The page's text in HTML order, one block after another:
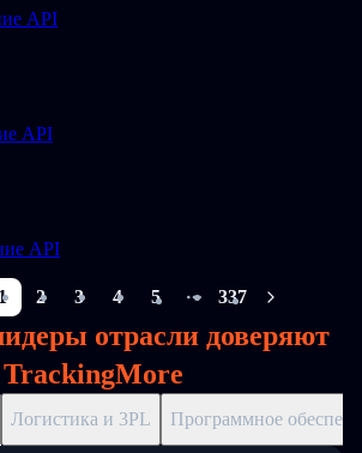
API
API
API
1 2 3 4 5
More pages
337
отрасли доверяют
TrackingMore
Логистика и 3PL Программное